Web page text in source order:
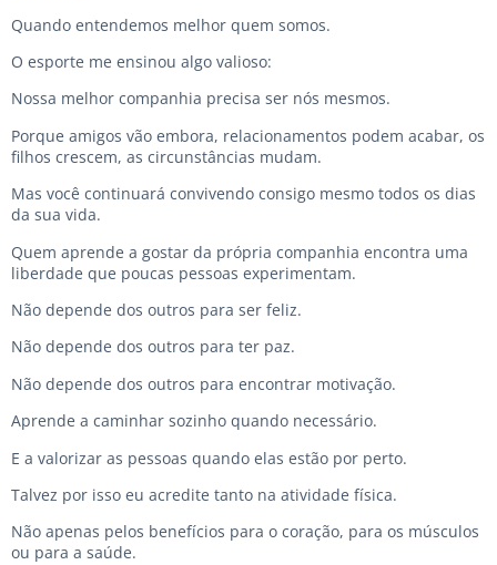
Quando entendemos melhor quem somos.
O esporte me ensinou algo valioso:
Nossa melhor companhia precisa ser nós mesmos.
Porque amigos vão embora, relacionamentos podem acabar, os
filhos crescem, as circunstâncias mudam.
Mas você continuará convivendo consigo mesmo todos os dias
da sua vida.
Quem aprende a gostar da própria companhia encontra uma
liberdade que poucas pessoas experimentam.
Não depende dos outros para ser feliz.
Não depende dos outros para ter paz.
Não depende dos outros para encontrar motivação.
Aprende a caminhar sozinho quando necessário.
E a valorizar as pessoas quando elas estão por perto.
Talvez por isso eu acredite tanto na atividade física.
Não apenas pelos benefícios para o coração, para os músculos
ou para a saúde.